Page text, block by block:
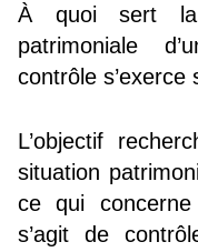
À quoi sert la
patrimoniale
contrôle s’exerce
L’objectif
situation
ce qui concerne
s’agit de